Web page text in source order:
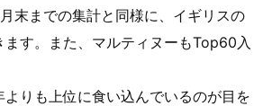
末までの集計と同様に、イギリスの
す。また、マルティヌーもTop60入
りも上位に食い込んでいるのが目を